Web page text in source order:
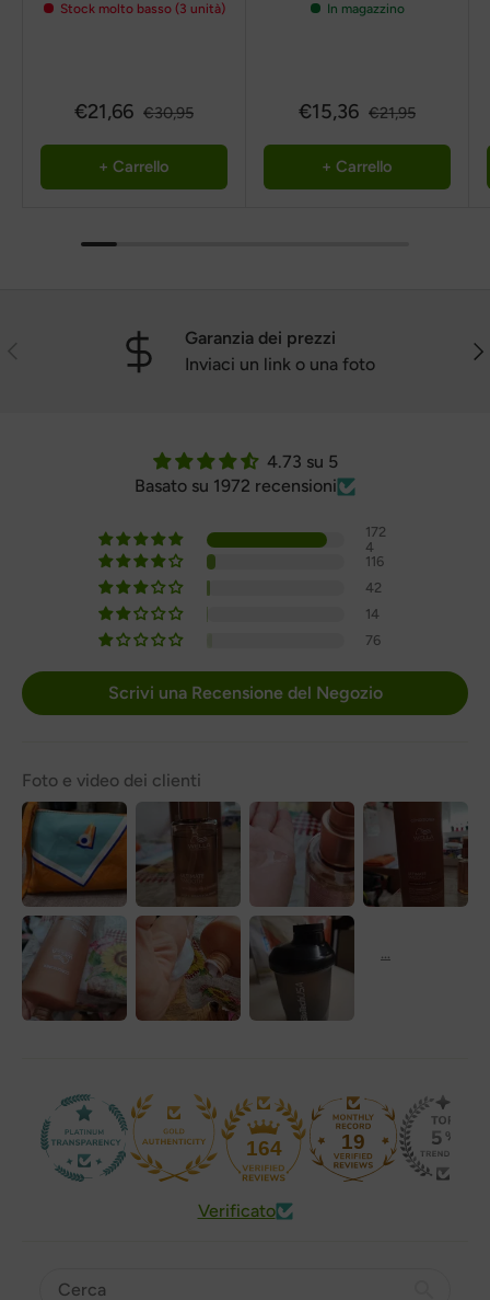
Stock molto basso (3 unità)
€21,66 €30,95
+ Carrello
In magazzino
€15,36 €21,95
+ Carrello
Garanzia dei prezzi
Inviaci un link o una foto
4.73 su 5
Basato su 1972 recensioni
172
4
116
42
14
76
Scrivi una Recensione del Negozio
Foto e video dei clienti
164 19
Verificato